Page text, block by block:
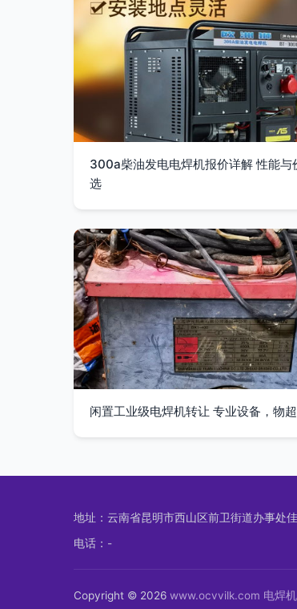
300a柴油发电电焊机报价详解 性能与
选
闲置工业级电焊机转让 专业设备，物
地址：云南省昆明市西山区前卫街道办事处
电话：-
Copyright © 2026 www.ocvvilk.com 电焊机